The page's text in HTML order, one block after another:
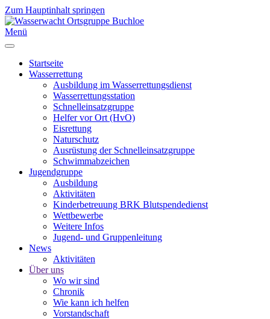
Zum Hauptinhalt springen
Menü
Startseite
Wasserrettung
Ausbildung im Wasserrettungsdienst
Wasserrettungsstation
Schnelleinsatzgruppe
Helfer vor Ort (HvO)
Eisrettung
Naturschutz
Ausrüstung der Schnelleinsatzgruppe
Schwimmabzeichen
Jugendgruppe
Ausbildung
Aktivitäten
Kinderbetreuung BRK Blutspendedienst
Wettbewerbe
Weitere Infos
Jugend- und Gruppenleitung
News
Aktivitäten
Über uns
Wo wir sind
Chronik
Wie kann ich helfen
Vorstandschaft